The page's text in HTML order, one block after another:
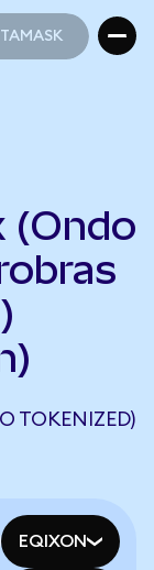
(Ondo
TOKENIZED)
EQIXON